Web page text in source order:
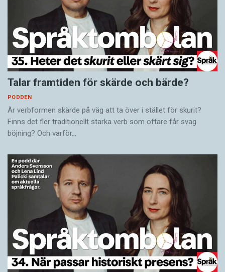
Talar framtiden för skärde och bärde?
PODDEN
Är verbformen skärde på väg att ta över i stället för skurit?
Finns det fler traditionellt starka verb som oftare får svag
böjning? Och varför…